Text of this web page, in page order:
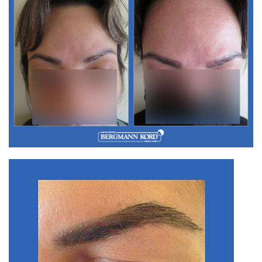
Γ2. ΕΜΦΥΤΕΥΣΗ ΜΑΛΛΙΩΝ ΣΕ ΛΟΙΠΑ ΣΗΜΕΙΑ
ΣΩΜΑΤΟΣ